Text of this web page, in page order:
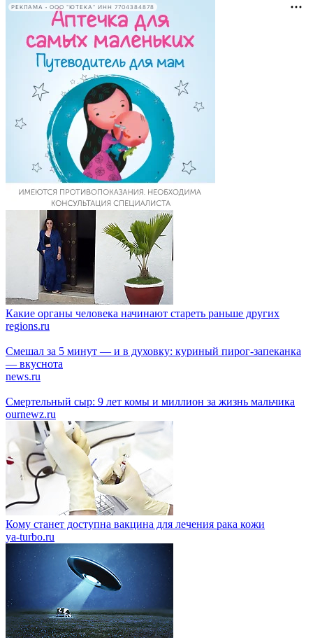
РЕКЛАМА • ООО "ЮТЕКА" ИНН 7704384878
Какие органы человека начинают стареть раньше других
regions.ru
Смешал за 5 минут — и в духовку: куриный пирог-запеканка
— вкуснота
news.ru
Смертельный сыр: 9 лет комы и миллион за жизнь мальчика
ournewz.ru
Кому станет доступна вакцина для лечения рака кожи
ya-turbo.ru